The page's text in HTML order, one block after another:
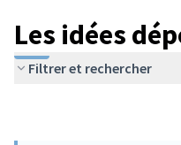
Les idées
Filtrer et rechercher